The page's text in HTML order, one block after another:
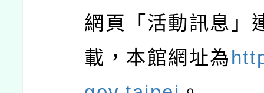
網頁「活動訊息」
載，本館網址為